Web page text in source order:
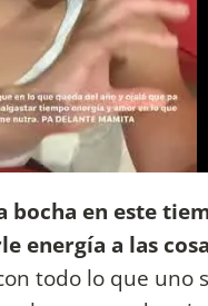
en este
energía a las
todo lo que uno